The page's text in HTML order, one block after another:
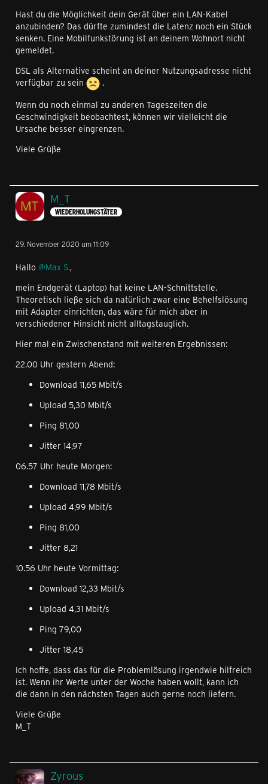
Hast du die Möglichkeit dein Gerät über ein LAN-Kabel
anzubinden? Das dürfte zumindest die Latenz noch ein Stück
senken. Eine Mobilfunkstörung ist an deinem Wohnort nicht
gemeldet.
DSL als Alternative scheint an deiner Nutzungsadresse nicht
verfügbar zu sein
.
Wenn du noch einmal zu anderen Tageszeiten die
Geschwindigkeit beobachtest, können wir vielleicht die
Ursache besser eingrenzen.
Viele Grüße
M_T
WIEDERHOLUNGSTÄTER
29. November 2020 um 11:09
Hallo @Max S.,
mein Endgerät (Laptop) hat keine LAN-Schnittstelle.
Theoretisch ließe sich da natürlich zwar eine Behelfslösung
mit Adapter einrichten, das wäre für mich aber in
verschiedener Hinsicht nicht alltagstauglich.
Hier mal ein Zwischenstand mit weiteren Ergebnissen:
22.00 Uhr gestern Abend:
Download 11,65 Mbit/s
Upload 5,30 Mbit/s
Ping 81,00
Jitter 14,97
06.57 Uhr heute Morgen:
Download 11,78 Mbit/s
Upload 4,99 Mbit/s
Ping 81,00
Jitter 8,21
10.56 Uhr heute Vormittag:
Download 12,33 Mbit/s
Upload 4,31 Mbit/s
Ping 79,00
Jitter 18,45
Ich hoffe, dass das für die Problemlösung irgendwie hilfreich
ist. Wenn ihr Werte unter der Woche haben wollt, kann ich
die dann in den nächsten Tagen auch gerne noch liefern.
Viele Grüße
M_T
Zyrous